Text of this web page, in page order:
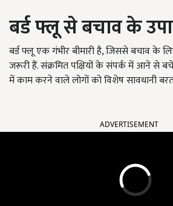
बर्ड फ्लू से बचाव के
बर्ड फ्लू एक गंभीर बीमारी है, जिससे बचाव के
जरूरी हैं. संक्रमित पक्षियों के संपर्क में आने से
में काम करने वाले लोगों को विशेष सावधानी
ADVERTISEMENT